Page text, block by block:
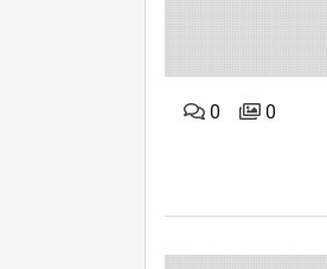
0 0